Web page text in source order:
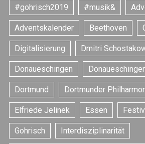
#gohrisch2019 #musik&
Adventskalender Beethoven
Digitalisierung Dmitri
Donaueschingen
Dortmund Dortmunder
Elfriede Jelinek Essen
Gohrisch Interdisziplinarität